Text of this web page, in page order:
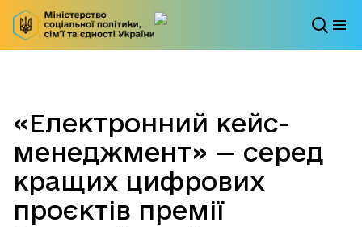
«Електронний кейс-
менеджмент» — серед
кращих цифрових
проєктів премії